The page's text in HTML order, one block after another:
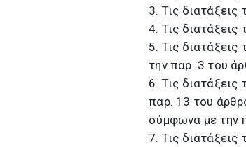
3. Τις
4. Τις διατάξεις
5. Τις
την παρ. 3 του
6. Τις
παρ. 13 του
σύμφωνα με την
7. Τις